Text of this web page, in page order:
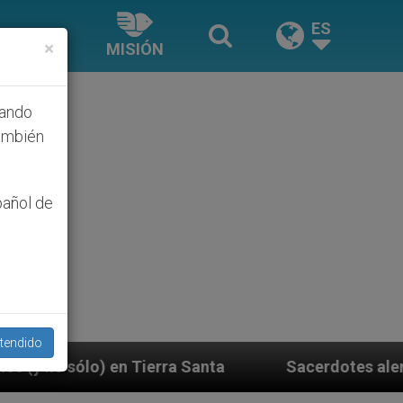
MISIÓN
ES
Sacerdotes alemanes fieles al Papa
×
de